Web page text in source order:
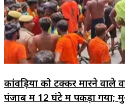
कांवड़ियों को टक्कर मारने वाले
पंजाब में 12 घंटे में पकड़ा गया;